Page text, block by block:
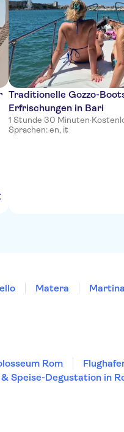
Traditionelle Gozzo-
Erfrischungen in Bari
1 Stunde 30 Minuten·
Sprachen: en, it
Matera
Rom
Speise-Degustation in